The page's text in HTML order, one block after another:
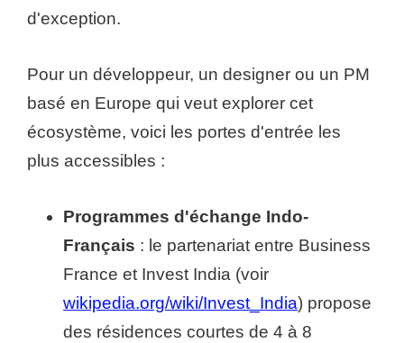
d'exception.
Pour un développeur, un designer ou un PM
basé en Europe qui veut explorer cet
écosystème, voici les portes d'entrée les
plus accessibles :
Programmes d'échange Indo-
Français : le partenariat entre Business
France et Invest India (voir
wikipedia.org/wiki/Invest_India) propose
des résidences courtes de 4 à 8